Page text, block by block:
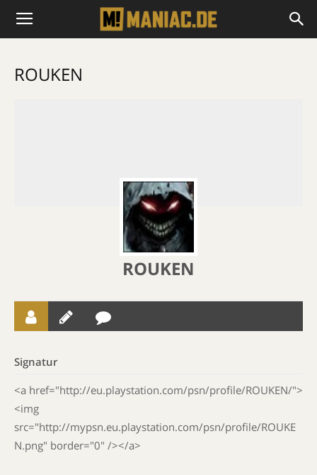
ROUKEN
ROUKEN
Signatur
<a href="http://eu.playstation.com/psn/profile/ROUKEN/">
<img
src="http://mypsn.eu.playstation.com/psn/profile/ROUKE
N.png" border="0" /></a>